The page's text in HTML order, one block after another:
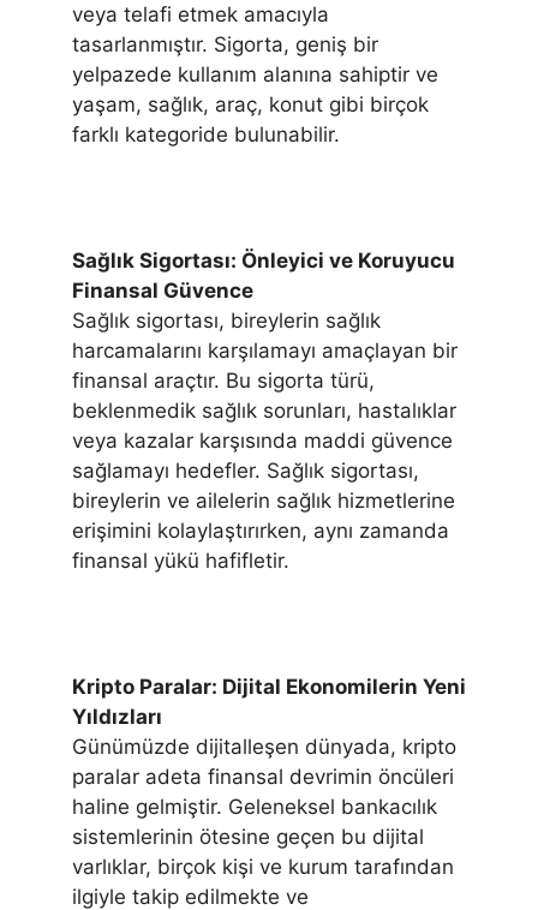
veya telafi etmek amacıyla
tasarlanmıştır. Sigorta, geniş bir
yelpazede kullanım alanına sahiptir ve
yaşam, sağlık, araç, konut gibi birçok
farklı kategoride bulunabilir.
Sağlık Sigortası: Önleyici ve Koruyucu
Finansal Güvence
Sağlık sigortası, bireylerin sağlık
harcamalarını karşılamayı amaçlayan bir
finansal araçtır. Bu sigorta türü,
beklenmedik sağlık sorunları, hastalıklar
veya kazalar karşısında maddi güvence
sağlamayı hedefler. Sağlık sigortası,
bireylerin ve ailelerin sağlık hizmetlerine
erişimini kolaylaştırırken, aynı zamanda
finansal yükü hafifletir.
Kripto Paralar: Dijital Ekonomilerin Yeni
Yıldızları
Günümüzde dijitalleşen dünyada, kripto
paralar adeta finansal devrimin öncüleri
haline gelmiştir. Geleneksel bankacılık
sistemlerinin ötesine geçen bu dijital
varlıklar, birçok kişi ve kurum tarafından
ilgiyle takip edilmekte ve